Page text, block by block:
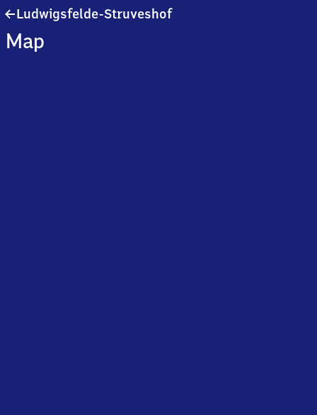
Ludwigsfelde-StruveshofLudwigsfelde-
Map